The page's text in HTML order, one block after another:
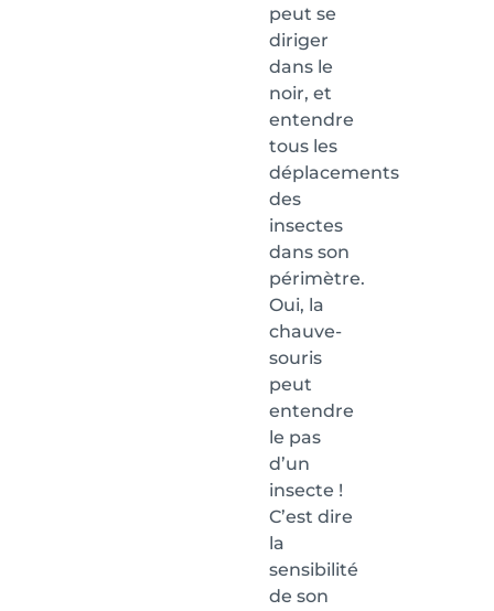
peut se
diriger
dans le
noir, et
entendre
tous les
déplacements
des
insectes
dans son
périmètre.
Oui, la
chauve-
souris
peut
entendre
le pas
d’un
insecte !
C’est dire
la
sensibilité
de son